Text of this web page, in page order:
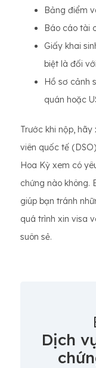
Bảng điểm
Báo cáo tài
Giấy khai
biệt là đối
Hồ sơ cảnh
quán hoặc
Trước khi nộp,
viên quốc tế
Hoa Kỳ xem có
chứng nào không.
giúp bạn tránh
quá trình xin visa
suôn sẻ.
Dịch